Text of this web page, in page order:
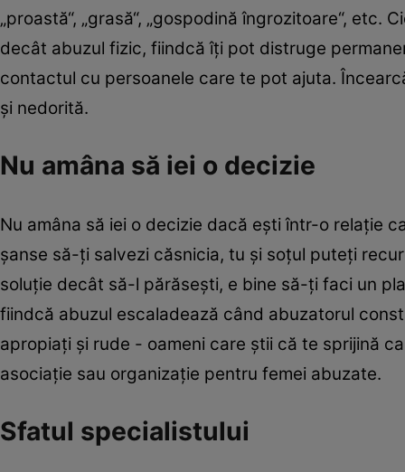
„proastă“, „grasă“, „gospodină îngrozitoare“,
decât abuzul fizic, fiindcă îţi pot distruge
contactul cu persoanele care te pot ajuta.
şi nedorită.
Nu amâna să iei o decizie
Nu amâna să iei o decizie dacă eşti într-o relaţie
şanse să-ţi salvezi căsnicia, tu şi soţul puteţi
soluţie decât să-l părăseşti, e bine să-ţi faci un
fiindcă abuzul escaladează când abuzatorul
apropiaţi şi rude - oameni care ştii că te sprijină
asociaţie sau organizaţie pentru femei abuzate.
Sfatul specialistului